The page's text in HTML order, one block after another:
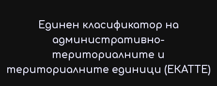
to
main
content
Единен класификатор на
административно-
териториалните и
териториалните единици (ЕКАТТЕ)